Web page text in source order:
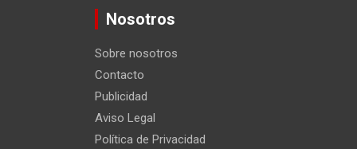
c
Nosotros
Sobre nosotros
Contacto
Publicidad
Aviso Legal
Política de Privacidad